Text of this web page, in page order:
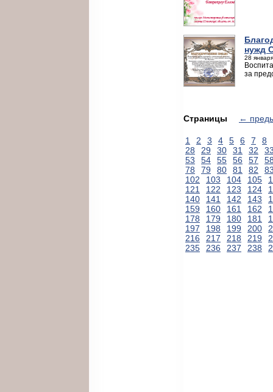
нужд
28
за
Страницы ←
1 2 3 4 5 6 7
8
28
29 30 31 32
53
54 55 56 57
78
79 80 81 82
102
103 104 105
121
122 123 124
140
141 142 143
159
160 161 162
178
179 180 181
197
198 199 200
216
217 218 219
235
236 237 238